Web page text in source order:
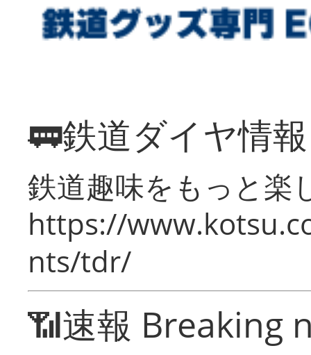
🚃鉄道ダイヤ情
鉄道趣味をもっと楽
https://
nts/tdr/
📶速報 Breaking